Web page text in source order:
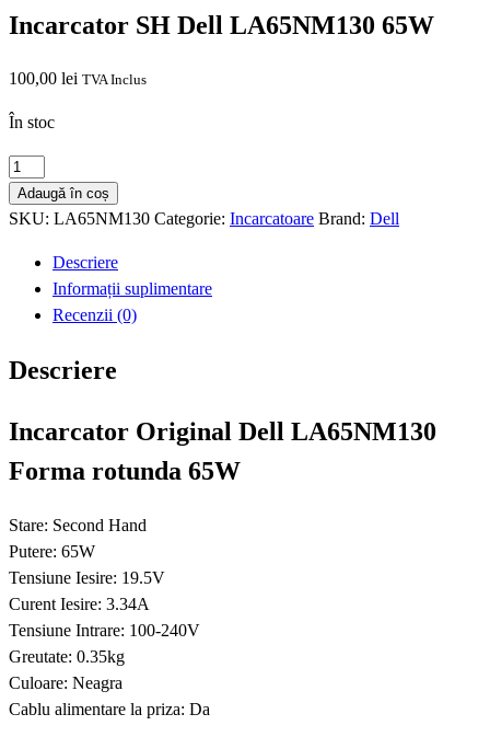
Incarcator SH Dell LA65NM130 65W
100,00 lei TVA Inclus
În stoc
Cantitate
Incarcator
SH
LA65NM130
65W
Adaugă în coș
SKU: LA65NM130 Categorie: Incarcatoare Brand: Dell
Descriere
Informații suplimentare
Recenzii (0)
Descriere
Incarcator Original Dell LA65NM130
Forma rotunda 65W
Stare: Second Hand
Putere: 65W
Tensiune Iesire: 19.5V
Curent Iesire: 3.34A
Tensiune Intrare: 100-240V
Greutate: 0.35kg
Culoare: Neagra
Cablu alimentare la priza: Da